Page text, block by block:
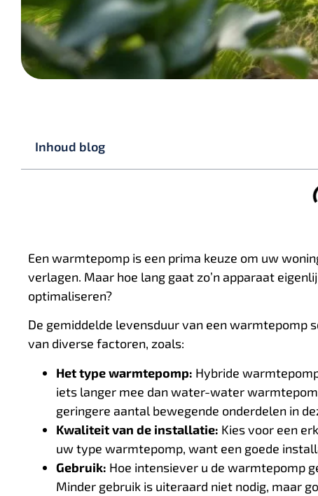
Inhoud blog
Een warmtepomp is een prima keuze om uw
verlagen. Maar hoe lang gaat zo’n apparaat
optimaliseren?
De gemiddelde levensduur van een warmtepomp
van diverse factoren, zoals:
Het type warmtepomp: Hybride
iets langer mee dan water-water
geringere aantal bewegende onderdelen in
Kwaliteit van de installatie: Kies voor een
uw type warmtepomp, want een goede
Gebruik: Hoe intensiever u de warmtepomp
Minder gebruik is uiteraard niet nodig, maar